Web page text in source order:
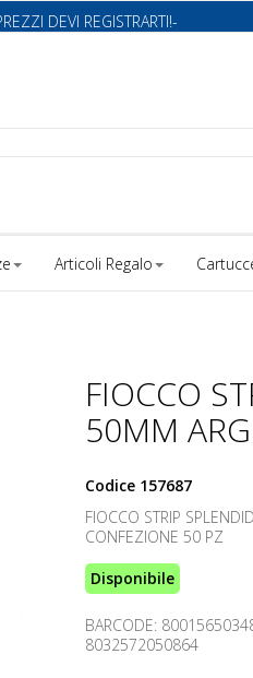
DEVI REGISTRARTI!-
Articoli Regalo
FIOCCO
50MM
Codice 157687
FIOCCO STRIP
CONFEZIONE 50 PZ
Disponibile
BARCODE:
8032572050864